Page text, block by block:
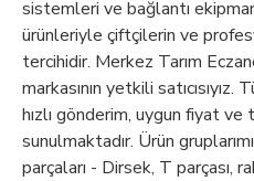
sistemleri ve bağlantı
ürünleriyle çiftçilerin ve
tercihidir. Merkez Tarım
markasının yetkili
hızlı gönderim, uygun fiyat
sunulmaktadır. Ürün
parçaları - Dirsek, T parçası,